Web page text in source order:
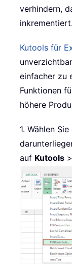
verhindern,
Kutools für
einfacher zu
Funktionen
höhere
1. Wählen
auf Kutools >